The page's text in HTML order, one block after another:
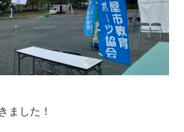
ました！